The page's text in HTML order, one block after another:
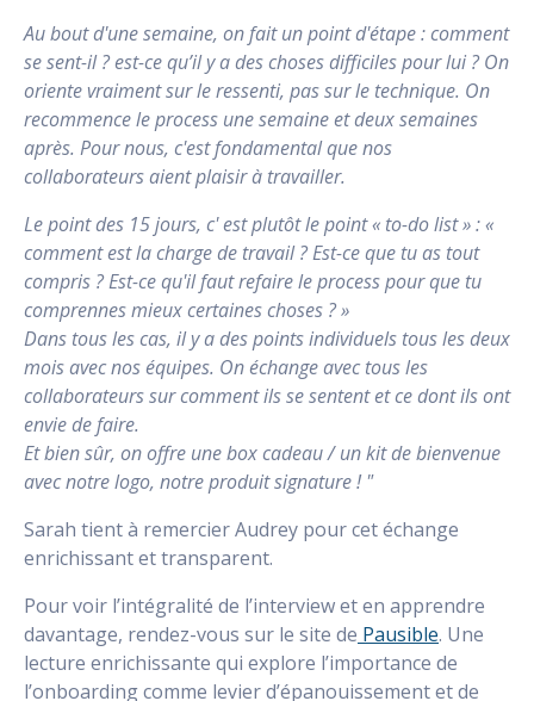
Au bout d'une semaine, on fait un point d'étape : comment
se sent-il ? est-ce qu’il y a des choses difficiles pour lui ? On
oriente vraiment sur le ressenti, pas sur le technique. On
recommence le process une semaine et deux semaines
après. Pour nous, c'est fondamental que nos
collaborateurs aient plaisir à travailler.
Le point des 15 jours, c' est plutôt le point « to-do list » : «
comment est la charge de travail ? Est-ce que tu as tout
compris ? Est-ce qu'il faut refaire le process pour que tu
comprennes mieux certaines choses ? »
Dans tous les cas, il y a des points individuels tous les deux
mois avec nos équipes. On échange avec tous les
collaborateurs sur comment ils se sentent et ce dont ils ont
envie de faire.
Et bien sûr, on offre une box cadeau / un kit de bienvenue
avec notre logo, notre produit signature ! "
Sarah tient à remercier Audrey pour cet échange
enrichissant et transparent.
Pour voir l’intégralité de l’interview et en apprendre
davantage, rendez-vous sur le site de Pausible. Une
lecture enrichissante qui explore l’importance de
l’onboarding comme levier d’épanouissement et de